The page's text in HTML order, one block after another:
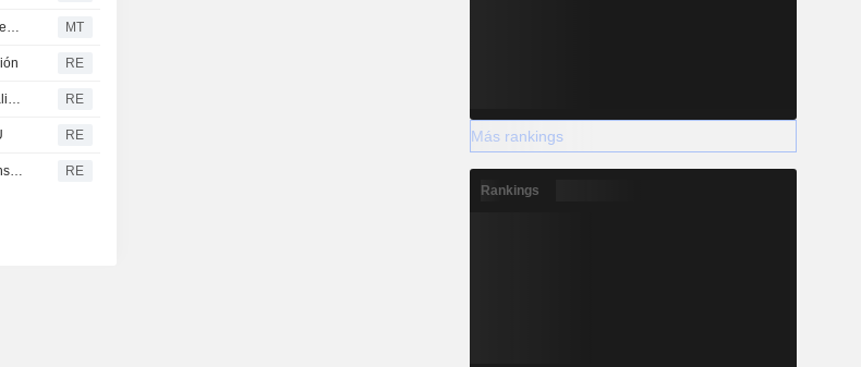
Independence Gold descubre la nueva veta Dixie cerca del sistema Tommy en la Columbia Británica MT
RE
El oro repunta impulsado por la debilidad del dólar mientras el mercado analiza a la Fed y la tensión en Oriente Próximo RE
RE
El oro retrocede ante el repunte de la rentabilidad de los bonos, pese al mensaje de Warsh sobre la inflación RE
Más rankings
Rankings